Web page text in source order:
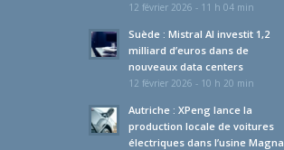
12 février 2026 - 11 h 04 min
Suède : Mistral AI investit 1,2
milliard d’euros dans de
nouveaux data centers
12 février 2026 - 10 h 20 min
Autriche : XPeng lance la
production locale de voitures
électriques dans l’usine Magna